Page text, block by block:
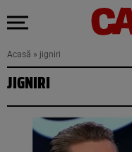
Acasă » jigniri
JIGNIRI